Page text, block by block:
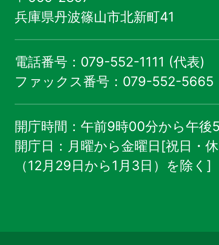
兵庫県丹波篠山市北新町41
電話番号：079-552-1111 (代表)
ファックス番号：079-552-5665
開庁時間：午前9時00分から午後
開庁日：月曜から金曜日[祝日・
（12月29日から1月3日）を除く]